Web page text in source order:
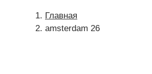
Главная
amsterdam 26